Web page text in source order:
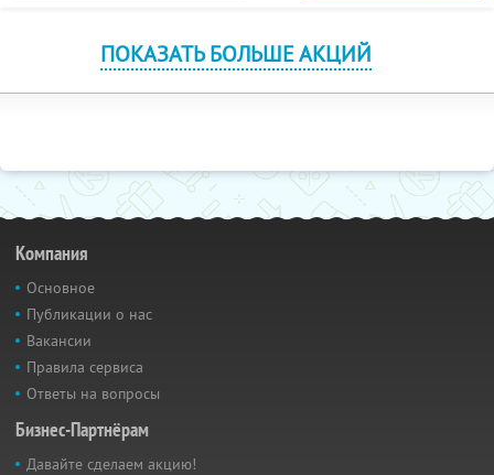
ПОКАЗАТЬ БОЛЬШЕ АКЦИЙ
Компания
Основное
Публикации о нас
Вакансии
Правила сервиса
Ответы на вопросы
Бизнес-Партнёрам
Давайте сделаем акцию!